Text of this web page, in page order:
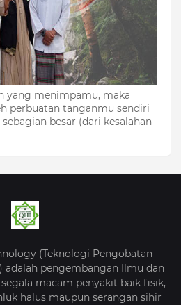
yang menimpamu, maka
perbuatan tanganmu sendiri
besar (dari kesalahan-
(Teknologi Pengobatan
adalah pengembangan Ilmu dan
macam penyakit baik fisik,
halus maupun serangan sihir